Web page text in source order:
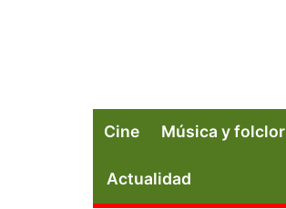
Cine Música y folclor
Actualidad